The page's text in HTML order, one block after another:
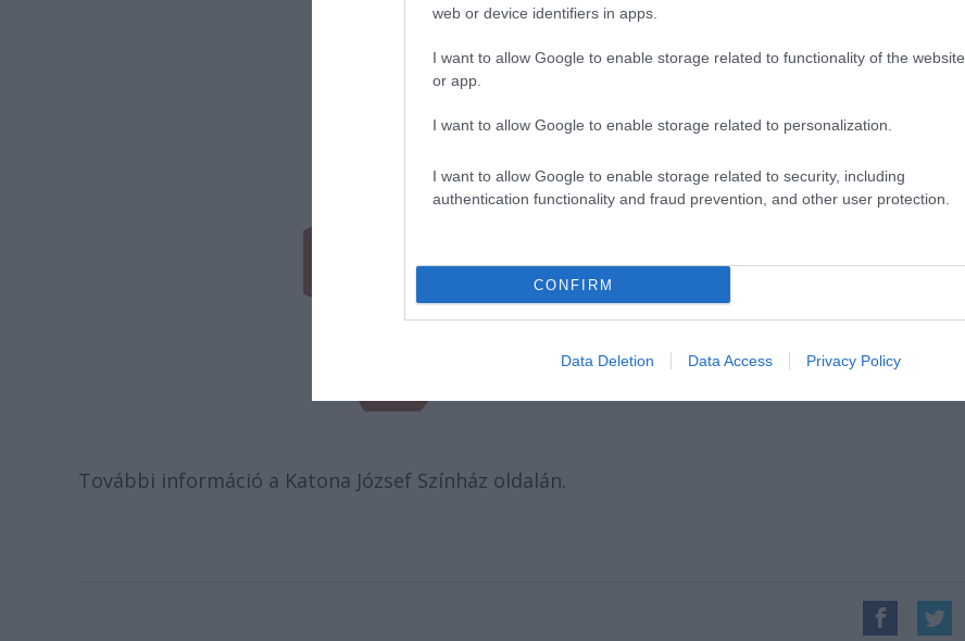
web or device identifiers in apps.
I want to allow Google to enable storage related to functionality of the website
or app.
I want to allow Google to enable storage related to personalization.
I want to allow Google to enable storage related to security, including
authentication functionality and fraud prevention, and other user protection.
CONFIRM
Data Deletion Data Access Privacy Policy
További információ a Katona József Színház oldalán.